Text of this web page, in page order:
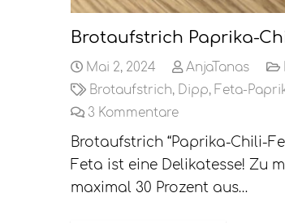
Brotaufstrich Paprika-
Mai 2, 2024 AnjaTanas
Brotaufstrich, Dipp, Feta-
3 Kommentare
Brotaufstrich “Paprika-Chili-
Feta ist eine Delikatesse! Zu
maximal 30 Prozent aus…